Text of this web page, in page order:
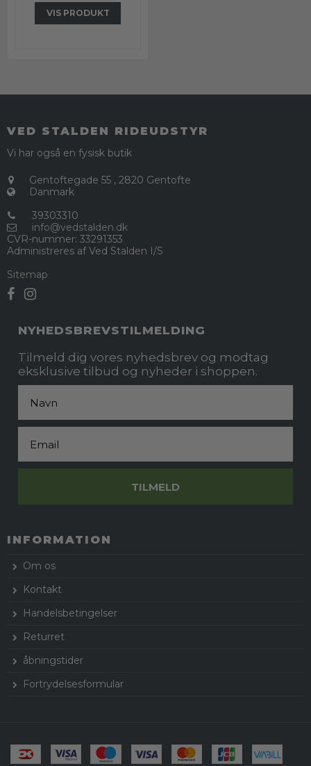
VIS PRODUKT
VED STALDEN RIDEUDSTYR
Vi har også en fysisk butik
Gentoftegade 55 , 2820 Gentofte
Danmark
39303310
info@vedstalden.dk
CVR-nummer: 33291353
Administreres af Ved Stalden I/S
Sitemap
NYHEDSBREVSTILMELDING
Tilmeld dig vores nyhedsbrev og modtag
eksklusive tilbud og nyheder i shoppen.
TILMELD
INFORMATION
Om os
Kontakt
Handelsbetingelser
Returret
åbningstider
Fortrydelsesformular